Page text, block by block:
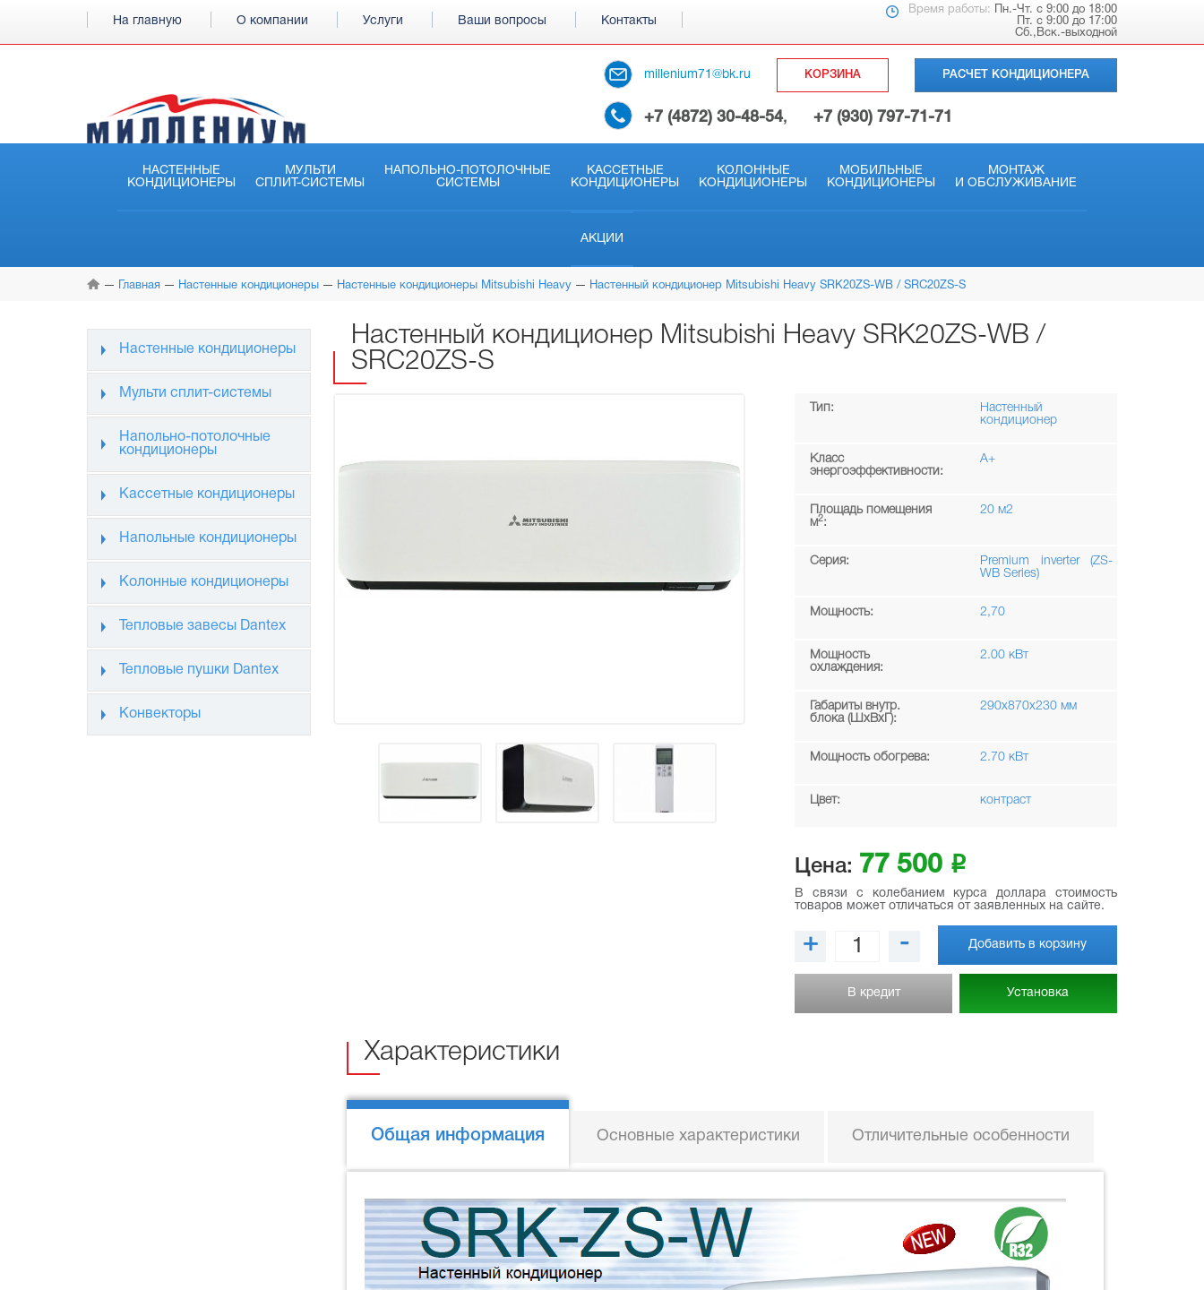
На главную О компании Услуги Ваши вопросы Контакты
Время работы: Пн.-Чт. с 9:00 до 18:00
Пт. с 9:00 до 17:00
Сб.,Вск.-выходной
millenium71@bk.ru КОРЗИНА РАСЧЕТ КОНДИЦИОНЕРА
+7 (4872) 30-48-54, +7 (930) 797-71-71
НАСТЕННЫЕ
КОНДИЦИОНЕРЫ
МУЛЬТИ
СПЛИТ-СИСТЕМЫ
НАПОЛЬНО-ПОТОЛОЧНЫЕ
СИСТЕМЫ
КАССЕТНЫЕ
КОНДИЦИОНЕРЫ
КОЛОННЫЕ
КОНДИЦИОНЕРЫ
МОБИЛЬНЫЕ
КОНДИЦИОНЕРЫ
МОНТАЖ
И ОБСЛУЖИВАНИЕ
АКЦИИ
Главная Настенные кондиционеры Настенные кондиционеры Mitsubishi Heavy Настенный кондиционер Mitsubishi Heavy SRK20ZS-WB / SRC20ZS-S
Настенные кондиционеры
Мульти сплит-системы
Напольно-потолочные
кондиционеры
Кассетные кондиционеры
Напольные кондиционеры
Колонные кондиционеры
Тепловые завесы Dantex
Тепловые пушки Dantex
Конвекторы
Настенный кондиционер Mitsubishi Heavy SRK20ZS-WB /
SRC20ZS-S
Тип:
Настенный
кондиционер
Класс
энергоэффективности:
A+
Площадь помещения
м2:
20 м2
Серия:
Premium inverter (ZS-
WB Series)
Мощность: 2,70
Мощность
охлаждения:
2.00 кВт
Габариты внутр.
блока (ШxВxГ):
290х870х230 мм
Мощность обогрева: 2.70 кВт
Цвет: контраст
Цена: 77 500 i
В связи с колебанием курса доллара стоимость
товаров может отличаться от заявленных на сайте.
+ - Добавить в корзину
В кредит Установка
Характеристики
Общая информация Основные характеристики Отличительные особенности